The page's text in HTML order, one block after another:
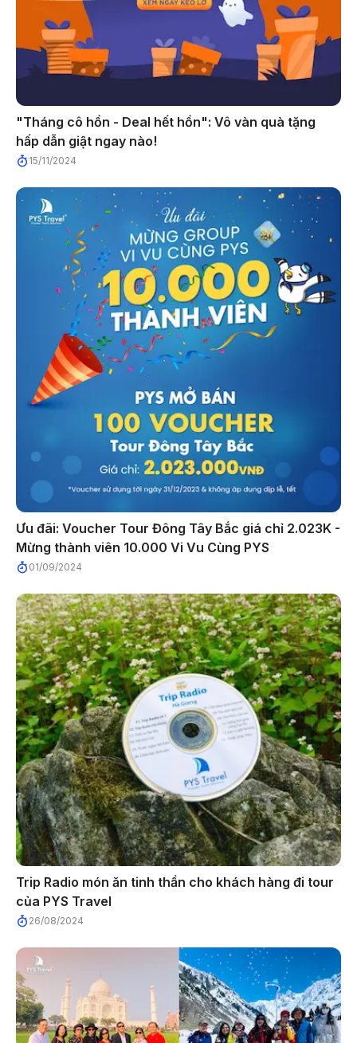
"Tháng cô hồn - Deal hết hồn": Vô vàn quà tặng
hấp dẫn giật ngay nào!
15/11/2024
Ưu đãi: Voucher Tour Đông Tây Bắc giá chỉ 2.023K -
Mừng thành viên 10.000 Vi Vu Cùng PYS
01/09/2024
Trip Radio món ăn tinh thần cho khách hàng đi tour
của PYS Travel
26/08/2024